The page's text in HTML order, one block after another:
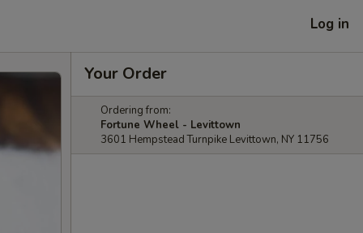
Log in
Your Order
Ordering from:
Fortune Wheel - Levittown
3601 Hempstead Turnpike Levittown, NY 11756